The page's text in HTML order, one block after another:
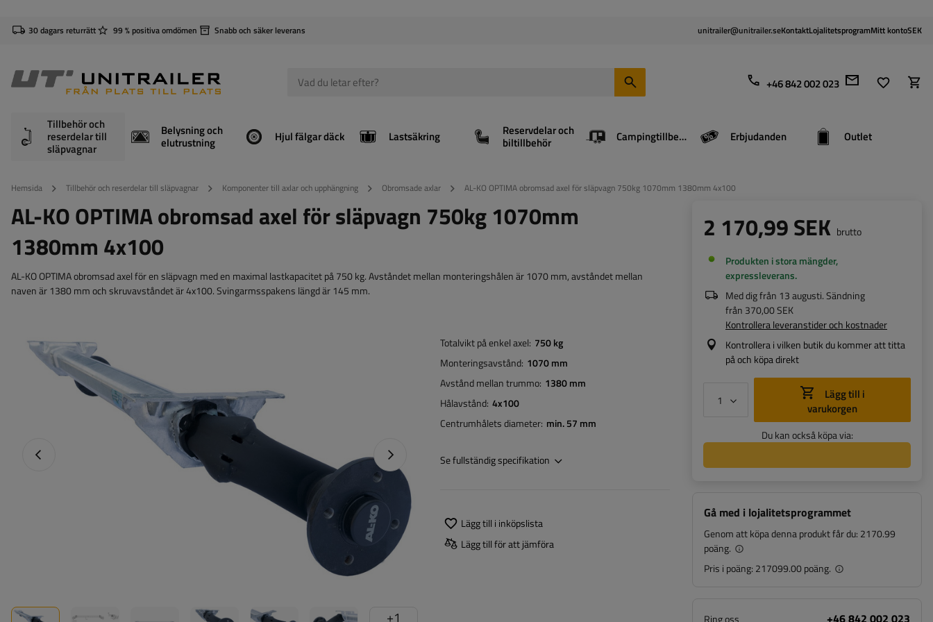
30 dagars returrätt 99 % positiva omdömen Snabb och säker leverans unitrailer@unitrailer.seKontaktLojalitetsprogramMitt kontoSEK
+46 842 002 023
Tillbehör och
reserdelar till
släpvagnar
Belysning och
elutrustning Hjul fälgar däck Lastsäkring Reservdelar och
biltillbehör Campingtillbehör Erbjudanden Outlet
Hemsida Tillbehör och reserdelar till släpvagnar Komponenter till axlar och upphängning Obromsade axlar AL-KO OPTIMA obromsad axel för släpvagn 750kg 1070mm 1380mm 4x100
AL-KO OPTIMA obromsad axel för släpvagn 750kg 1070mm
1380mm 4x100
AL-KO OPTIMA obromsad axel för en släpvagn med en maximal lastkapacitet på 750 kg. Avståndet mellan monteringshålen är 1070 mm, avståndet mellan
naven är 1380 mm och skruvavståndet är 4x100. Svingarmsspakens längd är 145 mm.
+1
Föregående foto Nästa foto
Totalvikt på enkel axel 750 kg
Monteringsavstånd 1070 mm
Avstånd mellan trummo 1380 mm
Hålavstånd 4x100
Centrumhålets diameter min. 57 mm
Se fullständig specifikation
Lägg till i inköpslista
Lägg till för att jämföra
2 170,99 SEK brutto
Produkten i stora mängder,
expressleverans
Med dig från 13 augusti. Sändning
från 370,00 SEK
Kontrollera leveranstider och kostnader
Kontrollera i vilken butik du kommer att titta
på och köpa direkt
varukorgen
Du kan också köpa via:
Gå med i lojalitetsprogrammet
Genom att köpa denna produkt får du: 2170.99
poäng.
Pris i poäng: 217099.00 poäng.
Ring oss +46 842 002 023